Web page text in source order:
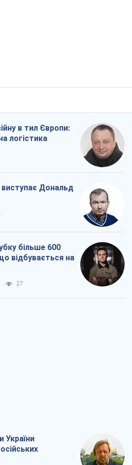
в тил Європи:
логістика
виступає Дональд
більше 600
відбувається на
27
України